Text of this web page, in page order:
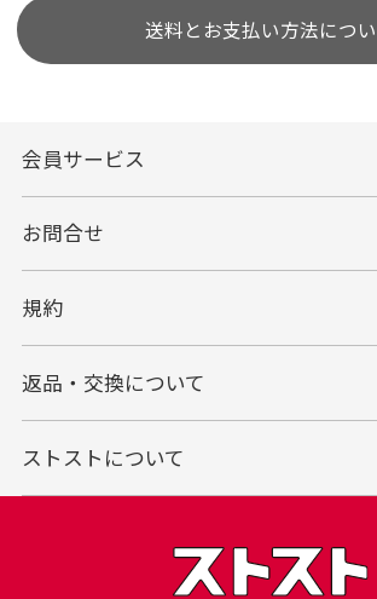
送料とお支払い方法につ
会員サービス
お問合せ
規約
返品・交換について
ストストについて